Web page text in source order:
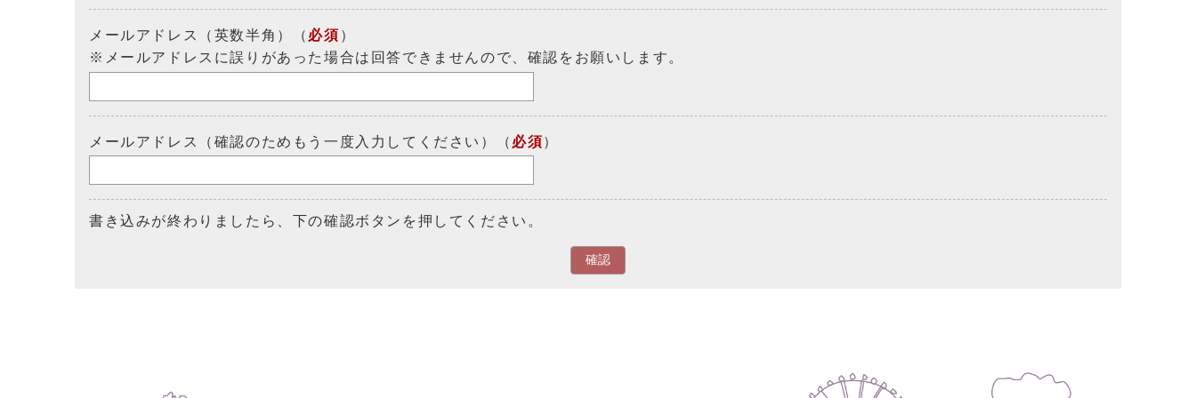
メールアドレス（英数半角）（ 必須 ）
※メールアドレスに誤りがあった場合は回答できませんので、確認をお願いします。
メールアドレス（確認のためもう一度入力してください）（ 必須）
書き込みが終わりましたら、下の確認ボタンを押してください。
確認